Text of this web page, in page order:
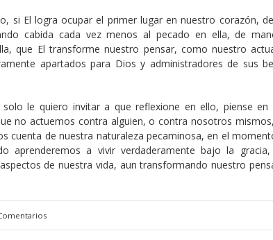
si El logra ocupar el primer lugar en nuestro corazón,
cabida cada vez menos al pecado en ella, de
que El transforme nuestro pensar, como nuestro
apartados para Dios y administradores de sus
le quiero invitar a que reflexione en ello, piense en
no actuemos contra alguien, o contra nosotros
cuenta de nuestra naturaleza pecaminosa, en el
aprenderemos a vivir verdaderamente bajo la
de nuestra vida, aun transformando nuestro